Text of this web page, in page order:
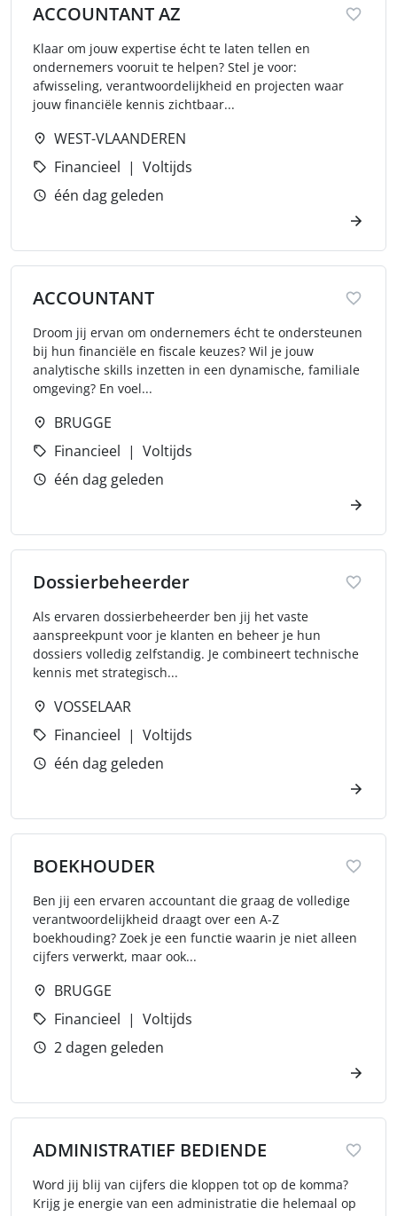
ACCOUNTANT AZ
Klaar om jouw expertise écht te laten tellen en
ondernemers vooruit te helpen? Stel je voor:
afwisseling, verantwoordelijkheid en projecten waar
jouw financiële kennis zichtbaar...
WEST-VLAANDEREN
Financieel
Voltijds
één dag geleden
ACCOUNTANT
Droom jij ervan om ondernemers écht te ondersteunen
bij hun financiële en fiscale keuzes? Wil je jouw
analytische skills inzetten in een dynamische, familiale
omgeving? En voel...
BRUGGE
Financieel
Voltijds
één dag geleden
Dossierbeheerder
Als ervaren dossierbeheerder ben jij het vaste
aanspreekpunt voor je klanten en beheer je hun
dossiers volledig zelfstandig. Je combineert technische
kennis met strategisch...
VOSSELAAR
Financieel
Voltijds
één dag geleden
BOEKHOUDER
Ben jij een ervaren accountant die graag de volledige
verantwoordelijkheid draagt over een A-Z
boekhouding? Zoek je een functie waarin je niet alleen
cijfers verwerkt, maar ook...
BRUGGE
Financieel
Voltijds
2 dagen geleden
ADMINISTRATIEF BEDIENDE
Word jij blij van cijfers die kloppen tot op de komma?
Krijg je energie van een administratie die helemaal op